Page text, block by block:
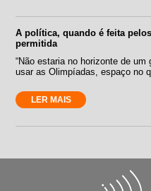
A política, quando é feita
permitida
“Não estaria no horizonte de um
usar as Olimpíadas, espaço no
LER MAIS